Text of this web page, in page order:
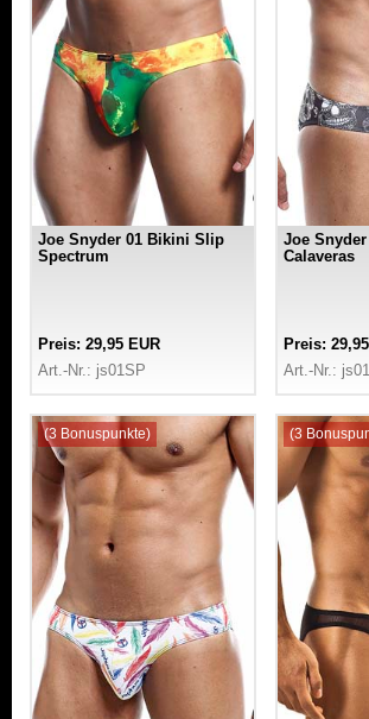
Joe Snyder 01 Bikini Slip
Spectrum
Preis: 29,95 EUR
Art.-Nr.: js01SP
Joe
Calaveras
Preis:
Art.-Nr.:
(3 Bonuspunkte) (3